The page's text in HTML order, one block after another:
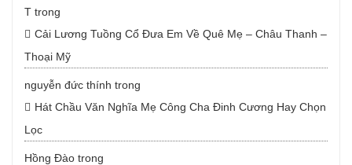
T trong
Cải Lương Tuồng Cổ Đưa Em Về Quê Mẹ – Châu Thanh –
Thoại Mỹ
nguyễn đức thính trong
Hát Chầu Văn Nghĩa Mẹ Công Cha Đinh Cương Hay Chọn
Lọc
Hồng Đào trong